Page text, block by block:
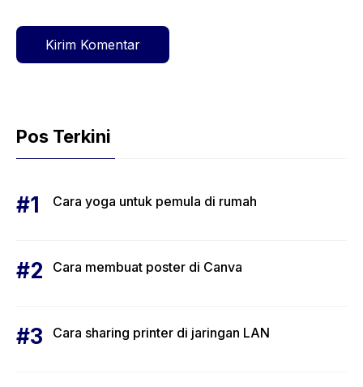
Pos Terkini
Cara yoga untuk pemula di rumah
Cara membuat poster di Canva
Cara sharing printer di jaringan LAN